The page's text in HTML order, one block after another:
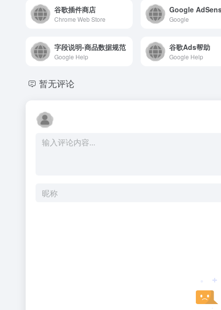
谷歌插件商店
Chrome Web Store
Google
Google
字段说明-商品数据规范
Google Help
谷歌Ads帮助
Google Help
暂无评论